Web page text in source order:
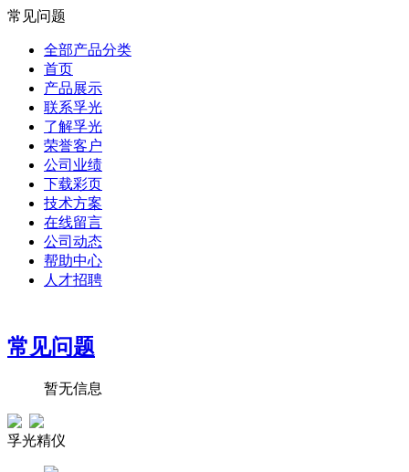
常见问题
全部产品分类
首页
产品展示
联系孚光
了解孚光
荣誉客户
公司业绩
下载彩页
技术方案
在线留言
公司动态
帮助中心
人才招聘
常见问题
暂无信息
孚光精仪